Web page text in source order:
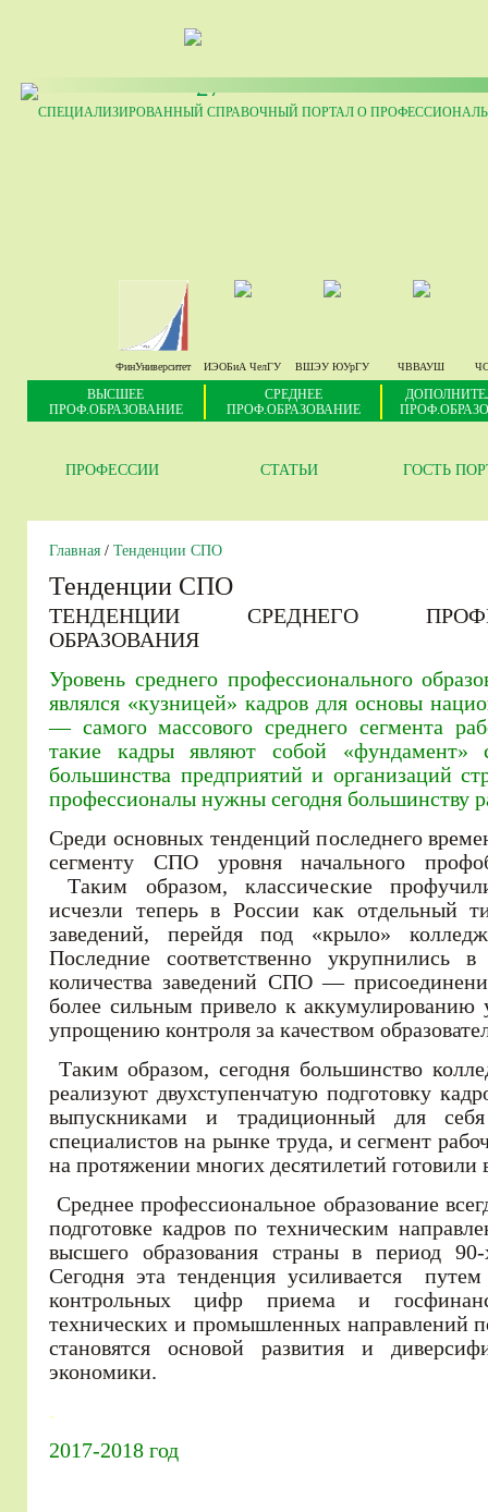
27
СПЕЦИАЛИЗИРОВАННЫЙ СПРАВОЧНЫЙ ПОРТАЛ О
ФинУниверситет ИЭОБиА ЧелГУ ВШЭУ ЮУрГУ ЧВВАУШ
ВЫСШЕЕ
ПРОФ.ОБРАЗОВАНИЕ
СРЕДНЕЕ
ПРОФ.ОБРАЗОВАНИЕ
ПРОФЕССИИ СТАТЬИ ГОСТЬ
Главная / Тенденции СПО
Тенденции СПО
ТЕНДЕНЦИИ СРЕДНЕГО
ОБРАЗОВАНИЯ
Уровень среднего профессионального
являлся «кузницей» кадров для основы
— самого массового среднего сегмента
такие кадры являют собой «фундамент»
большинства предприятий и организаций
профессионалы нужны сегодня большинству
Среди основных тенденций последнего
сегменту СПО уровня начального
Таким образом, классические
исчезли теперь в России как отдельный
заведений, перейдя под «крыло»
Последние соответственно укрупнились
количества заведений СПО —
более сильным привело к аккумулированию
упрощению контроля за качеством
Таким образом, сегодня большинство
реализуют двухступенчатую подготовку
выпускниками и традиционный для
специалистов на рынке труда, и сегмент
на протяжении многих десятилетий
Среднее профессиональное образование
подготовке кадров по техническим
высшего образования страны в период
Сегодня эта тенденция усиливается путем
контрольных цифр приема и
технических и промышленных направлений
становятся основой развития и
экономики.
.
2017-2018 год